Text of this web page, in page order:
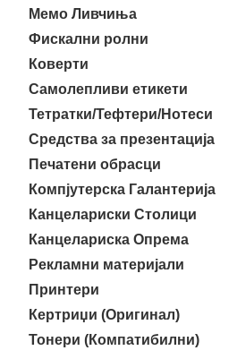
Мемо Ливчиња
Фискални ролни
Коверти
Самолепливи етикети
Тетратки/Тефтери/Нотеси
Средства за презентација
Печатени обрасци
Компјутерска Галантерија
Канцелариски Столици
Канцелариска Опрема
Рекламни материјали
Принтери
Кертриџи (Оригинал)
Тонери (Компатибилни)